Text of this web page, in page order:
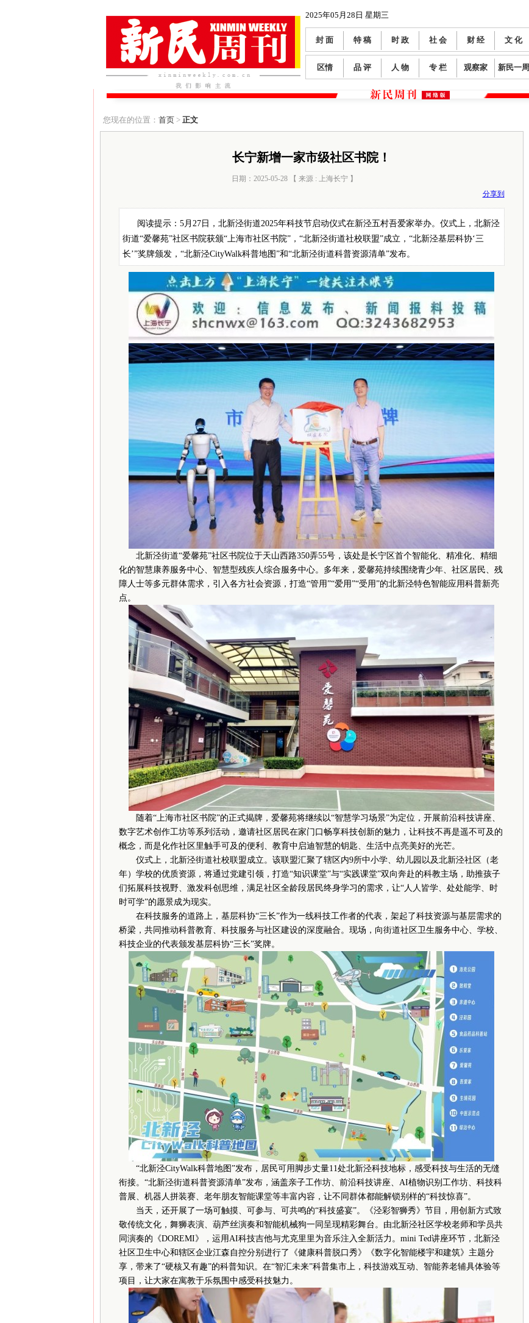
2025年05月28日 星期三
封 面 特 稿 时 政 社 会 财 经 文 化
区情 品 评 人 物 专 栏 观察家 新民一周
您现在的位置： 首页> 正文
长宁新增一家市级社区书院！
日期：2025-05-28 【 来源 : 上海长宁 】
分享到
阅读提示：5月27日，北新泾街道2025年科技节启动仪式在新泾五村吾爱家举办。仪式上，北新泾
街道“爱馨苑”社区书院获颁“上海市社区书院”，“北新泾街道社校联盟”成立，“北新泾基层科协‘三
长’”奖牌颁发，“北新泾CityWalk科普地图”和“北新泾街道科普资源清单”发布。
北新泾街道“爱馨苑”社区书院位于天山西路350弄55号，该处是长宁区首个智能化、精准化、精细
化的智慧康养服务中心、智慧型残疾人综合服务中心。多年来，爱馨苑持续围绕青少年、社区居民、残
障人士等多元群体需求，引入各方社会资源，打造“管用”“爱用”“受用”的北新泾特色智能应用科普新亮
点。
随着“上海市社区书院”的正式揭牌，爱馨苑将继续以“智慧学习场景”为定位，开展前沿科技讲座、
数字艺术创作工坊等系列活动，邀请社区居民在家门口畅享科技创新的魅力，让科技不再是遥不可及的
概念，而是化作社区里触手可及的便利、教育中启迪智慧的钥匙、生活中点亮美好的光芒。
仪式上，北新泾街道社校联盟成立。该联盟汇聚了辖区内9所中小学、幼儿园以及北新泾社区（老
年）学校的优质资源，将通过党建引领，打造“知识课堂”与“实践课堂”双向奔赴的科教主场，助推孩子
们拓展科技视野、激发科创思维，满足社区全龄段居民终身学习的需求，让“人人皆学、处处能学、时
时可学”的愿景成为现实。
在科技服务的道路上，基层科协“三长”作为一线科技工作者的代表，架起了科技资源与基层需求的
桥梁，共同推动科普教育、科技服务与社区建设的深度融合。现场，向街道社区卫生服务中心、学校、
科技企业的代表颁发基层科协“三长”奖牌。
“北新泾CityWalk科普地图”发布，居民可用脚步丈量11处北新泾科技地标，感受科技与生活的无缝
衔接。“北新泾街道科普资源清单”发布，涵盖亲子工作坊、前沿科技讲座、AI植物识别工作坊、科技科
普展、机器人拼装赛、老年朋友智能课堂等丰富内容，让不同群体都能解锁别样的“科技惊喜”。
当天，还开展了一场可触摸、可参与、可共鸣的“科技盛宴”。《泾彩智狮秀》节目，用创新方式致
敬传统文化，舞狮表演、葫芦丝演奏和智能机械狗一同呈现精彩舞台。由北新泾社区学校老师和学员共
同演奏的《DOREMI》，运用AI科技吉他与尤克里里为音乐注入全新活力。mini Ted讲座环节，北新泾
社区卫生中心和辖区企业江森自控分别进行了《健康科普脱口秀》《数字化智能楼宇和建筑》主题分
享，带来了“硬核又有趣”的科普知识。在“智汇未来”科普集市上，科技游戏互动、智能养老辅具体验等
项目，让大家在寓教于乐氛围中感受科技魅力。